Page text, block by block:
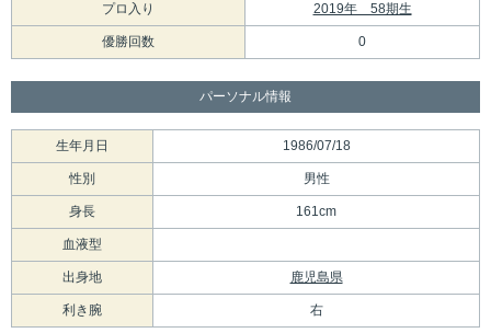
プロ入り 2019年 58期生
優勝回数 0
パーソナル情報
生年月日 1986/07/18
性別 男性
身長 161cm
血液型
出身地 鹿児島県
利き腕 右